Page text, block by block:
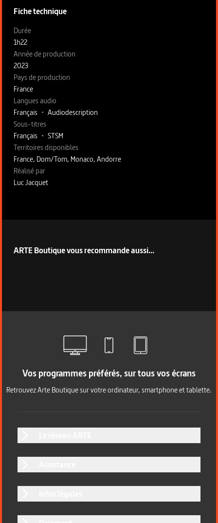
Fiche technique
Fiche technique section gauche
Durée
1h22
Année de production
2023
Pays de production
France
Langues audio
Français • Audiodescription
Sous-titres
Français • STSM
Territoires disponibles
France, Dom/Tom, Monaco, Andorre
Fiche technique section droite
Réalisé par
Luc Jacquet
ARTE Boutique vous recommande aussi...
Vos programmes préférés, sur tous vos écrans
Retrouvez Arte Boutique sur votre ordinateur, smartphone et tablette.